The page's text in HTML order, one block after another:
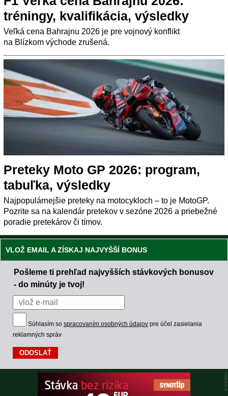
tréningy, kvalifikácia, výsledky
Veľká cena Bahrajnu 2026 je pre vojnový konflikt
na Blízkom východe zrušená.
Preteky Moto GP 2026: program,
tabuľka, výsledky
Najpopulárnejšie preteky na motocykloch – to je MotoGP.
Pozrite sa na kalendár pretekov v sezóne 2026 a priebežné
poradie pretekárov či tímov.
VLOŽ EMAIL A ZÍSKAJ NAJVYŠŠÍ BONUS
Pošleme ti prehľad najvyšších stávkových bonusov
- do minúty je tvoj!
Súhlasím so spracovaním osobných údajov pre účel zasielania
reklamných správ